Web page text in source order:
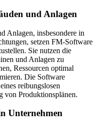
und Anlagen
Anlagen, insbesondere in
setzen FM-Software
Sie nutzen die
und Anlagen zu
Ressourcen optimal
Die Software
reibungslosen
von Produktionsplänen.
Unternehmen